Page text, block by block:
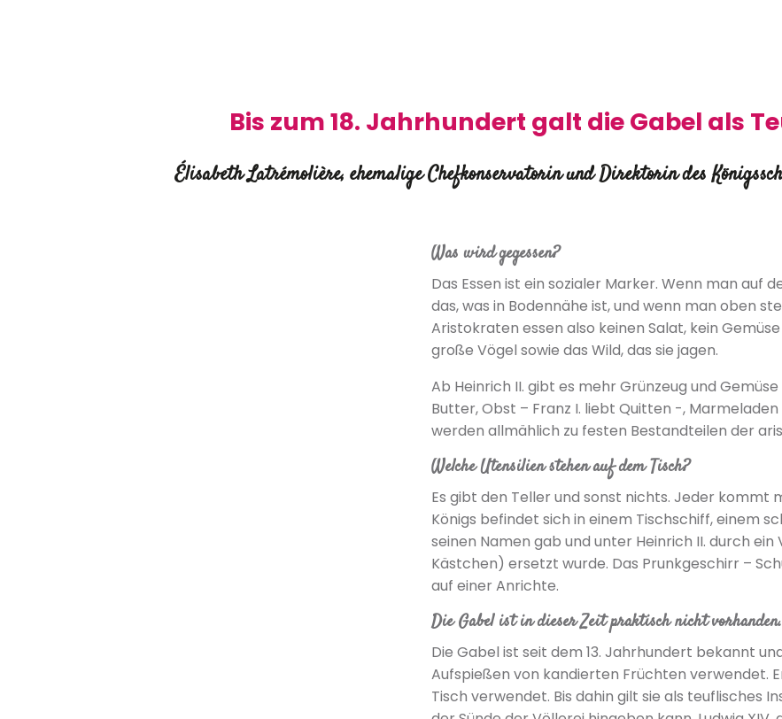
Bis zum 18. Jahrhundert galt die Gabel als
Élisabeth Latrémolière, ehemalige Chefkonservatorin und Direktorin des
Was wird gegessen?
Das Essen ist ein sozialer Marker. Wenn man auf
das, was in Bodennähe ist, und wenn man oben
Aristokraten essen also keinen Salat, kein
große Vögel sowie das Wild, das sie jagen.
Ab Heinrich II. gibt es mehr Grünzeug und
Butter, Obst – Franz I. liebt Quitten -,
werden allmählich zu festen Bestandteilen der
Welche Utensilien stehen auf dem Tisch?
Es gibt den Teller und sonst nichts. Jeder kommt
Königs befindet sich in einem Tischschiff, einem
seinen Namen gab und unter Heinrich II. durch
Kästchen) ersetzt wurde. Das Prunkgeschirr –
auf einer Anrichte.
Die Gabel ist in dieser Zeit praktisch nicht
Die Gabel ist seit dem 13. Jahrhundert bekannt
Aufspießen von kandierten Früchten verwendet.
Tisch verwendet. Bis dahin gilt sie als teuflisches